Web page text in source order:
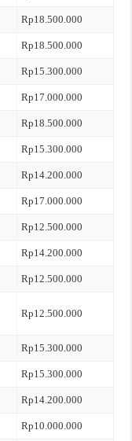
Rp18.500.000
Rp18.500.000
Rp15.300.000
Rp17.000.000
Rp18.500.000
Rp15.300.000
Rp14.200.000
Rp17.000.000
Rp12.500.000
Rp14.200.000
Rp12.500.000
Rp12.500.000
Rp15.300.000
Rp15.300.000
Rp14.200.000
Rp10.000.000